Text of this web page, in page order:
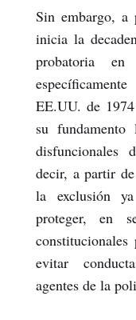
Sin embargo, a
inicia la
probatoria en
EE.UU. de 1974
su
disfuncionales
decir, a partir
la exclusión
proteger, en
evitar
agentes de la